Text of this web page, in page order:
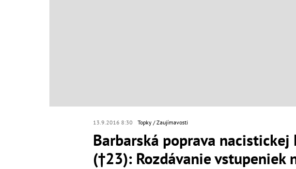
13.9.2016 8:30 Topky Zaujímavosti
Barbarská poprava
(†23): Rozdávanie vstupeniek